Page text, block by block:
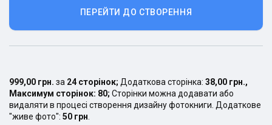
ПЕРЕЙТИ ДО СТВОРЕННЯ
999,00 грн. за 24 сторінок; Додаткова сторінка: 38,00 грн.,
Максимум сторінок: 80; Сторінки можна додавати або
видаляти в процесі створення дизайну фотокниги. Додаткове
"живе фото": 50 грн